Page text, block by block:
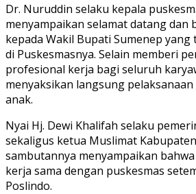
Dr. Nuruddin selaku kepala
menyampaikan selamat datang dan
kepada Wakil Bupati Sumenep
di Puskesmasnya. Selain memberi
profesional kerja bagi seluruh
menyaksikan langsung
anak.
Nyai Hj. Dewi Khalifah selaku
sekaligus ketua Muslimat
sambutannya menyampaikan
kerja sama dengan puskesmas
Poslindo.